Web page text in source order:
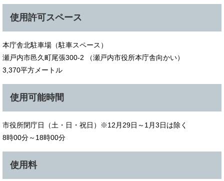
使用許可スペース
本庁舎北駐車場（駐車スペース）
瀬戸内市邑久町尾張300-2 （瀬戸内市役所本庁舎向かい）
3,370平方メートル
使用可能時間
市役所閉庁日（土・日・祝日）※12月29日～1月3日は除く
8時00分～18時00分
使用料